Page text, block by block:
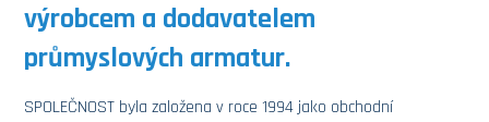
výrobcem a dodavatelem
průmyslových armatur.
SPOLEČNOST byla založena v roce 1994 jako obchodní